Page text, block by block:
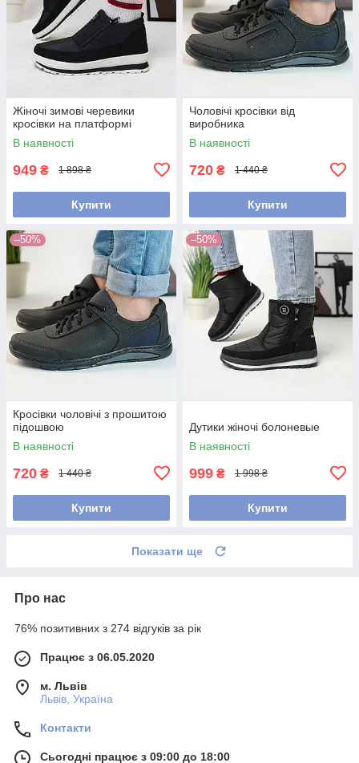
Жіночі зимові черевики
кросівки на платформі
В наявності
949 ₴ 1 898 ₴
Купити
Чоловічі кросівки від
виробника
В наявності
720 ₴ 1 440 ₴
Купити
–50%
Кросівки чоловічі з прошитою
підошвою
В наявності
720 ₴ 1 440 ₴
Купити
–50%
Дутики жіночі болоневые
В наявності
999 ₴ 1 998 ₴
Купити
Показати ще
Про нас
76% позитивних з 274 відгуків за рік
Працює з 06.05.2020
м. Львів
Львів, Україна
Контакти
Сьогодні працює з 09:00 до 18:00